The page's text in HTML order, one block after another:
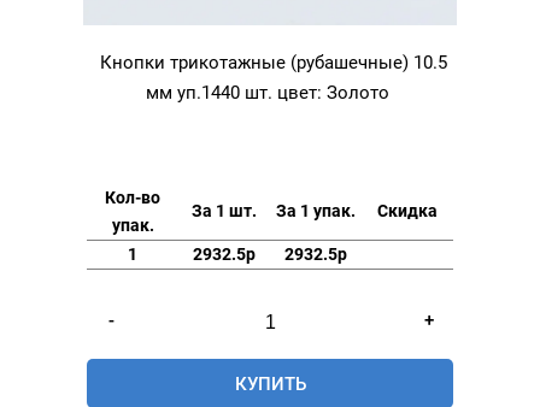
Кнопки трикотажные (рубашечные) 10.5
мм уп.1440 шт. цвет: Золото
Кол-во
упак.
За 1 шт. За 1 упак. Скидка
1 2932.5р 2932.5р
-
Кнопки
трикотажные
+
КУПИТЬ